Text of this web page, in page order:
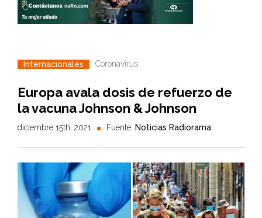
Internacionales Coronavirus
Europa avala dosis de refuerzo de
la vacuna Johnson & Johnson
diciembre 15th, 2021 Fuente: Noticias Radiorama